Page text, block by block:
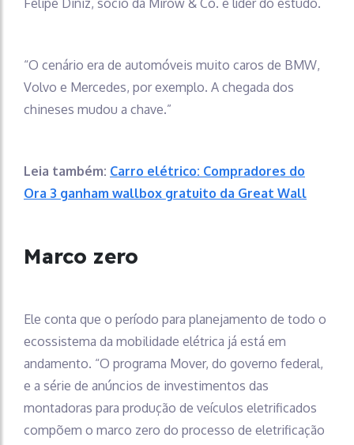
“O cenário era de automóveis muito caros de BMW,
Volvo e Mercedes, por exemplo. A chegada dos
chineses mudou a chave.”
Leia também: Carro elétrico: Compradores do
Ora 3 ganham wallbox gratuito da Great Wall
Marco zero
Ele conta que o período para planejamento de todo o
ecossistema da mobilidade elétrica já está em
andamento. “O programa Mover, do governo federal,
e a série de anúncios de investimentos das
montadoras para produção de veículos eletrificados
compõem o marco zero do processo de eletrificação